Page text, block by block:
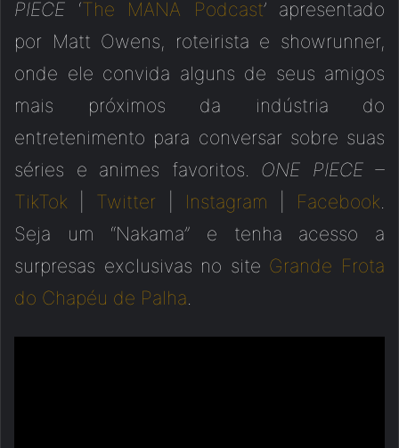
PIECE ‘The MANA Podcast’ apresentado
por Matt Owens, roteirista e showrunner,
onde ele convida alguns de seus amigos
mais próximos da indústria do
entretenimento para conversar sobre suas
séries e animes favoritos. ONE PIECE –
TikTok
Twitter Instagram Facebook.
Seja um “Nakama” e tenha acesso a
surpresas exclusivas no site Grande Frota
do Chapéu de Palha.